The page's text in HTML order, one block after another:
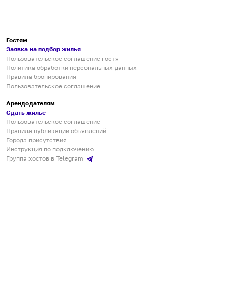
Гостям
Заявка на подбор жилья
Пользовательское соглашение гостя
Политика обработки персональных данных
Правила бронирования
Пользовательское соглашение
Арендодателям
Сдать жилье
Пользовательское соглашение
Правила публикации объявлений
Города присутствия
Инструкция по подключению
Группа хостов в Telegram